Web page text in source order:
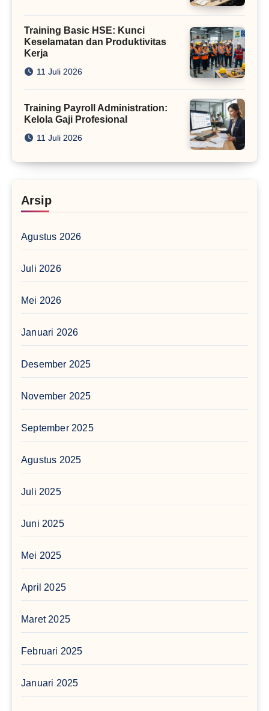
Training Basic HSE: Kunci
Keselamatan dan Produktivitas
Kerja
11 Juli 2026
Training Payroll Administration:
Kelola Gaji Profesional
11 Juli 2026
Arsip
Agustus 2026
Juli 2026
Mei 2026
Januari 2026
Desember 2025
November 2025
September 2025
Agustus 2025
Juli 2025
Juni 2025
Mei 2025
April 2025
Maret 2025
Februari 2025
Januari 2025